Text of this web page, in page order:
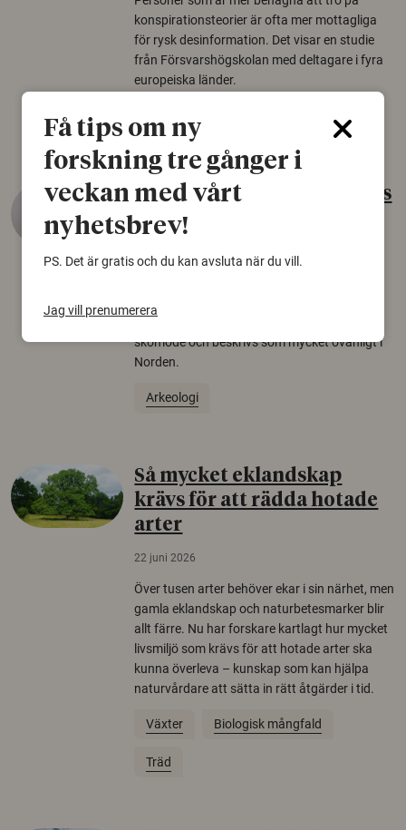
konspirationsteorier är ofta mer mottagliga
för rysk desinformation. Det visar en studie
från Försvarshögskolan med deltagare i fyra
europeiska länder.
Gammalt skinn var Sveriges
äldsta sko
skomode och beskrivs som mycket ovanligt i
Norden.
Arkeologi
Så mycket eklandskap
krävs för att rädda hotade
arter
22 juni 2026
Över tusen arter behöver ekar i sin närhet, men
gamla eklandskap och naturbetesmarker blir
allt färre. Nu har forskare kartlagt hur mycket
livsmiljö som krävs för att hotade arter ska
kunna överleva – kunskap som kan hjälpa
naturvårdare att sätta in rätt åtgärder i tid.
Växter Biologisk mångfald
Träd
Få tips om ny
forskning tre gånger i
veckan med vårt
nyhetsbrev!
PS. Det är gratis och du kan avsluta när du vill.
Jag vill prenumerera